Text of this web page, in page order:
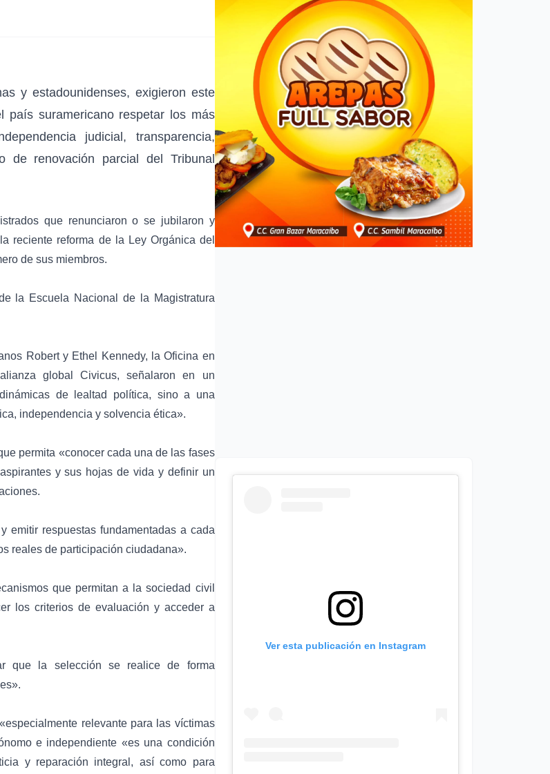
y estadounidenses, exigieron este
país suramericano respetar los más
judicial, transparencia,
de renovación parcial del Tribunal
que renunciaron o se jubilaron y
reciente reforma de la Ley Orgánica del
de sus miembros.
la Escuela Nacional de la Magistratura
Robert y Ethel Kennedy, la Oficina en
alianza global Civicus, señalaron en un
de lealtad política, sino a una
independencia y solvencia ética».
permita «conocer cada una de las fases
y sus hojas de vida y definir un
emitir respuestas fundamentadas a cada
reales de participación ciudadana».
que permitan a la sociedad civil
los criterios de evaluación y acceder a
que la selección se realice de forma
relevante para las víctimas
e independiente «es una condición
y reparación integral, así como para
Ver esta publicación en Instagram